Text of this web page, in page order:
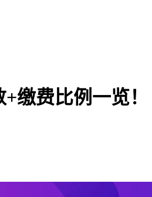
缴费比例一览！